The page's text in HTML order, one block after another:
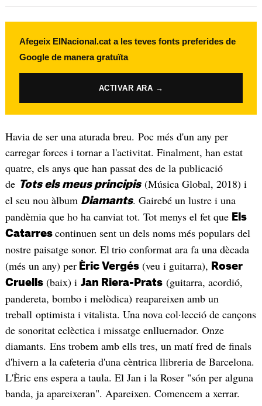
Afegeix ElNacional.cat a les teves fonts preferides de
Google de manera gratuïta
ACTIVAR ARA →
Havia de ser una aturada breu. Poc més d'un any per
carregar forces i tornar a l'activitat. Finalment, han estat
quatre, els anys que han passat des de la publicació
de Tots els meus principis(Música Global, 2018) i
el seu nou àlbum Diamants. Gairebé un lustre i una
pandèmia que ho ha canviat tot. Tot menys el fet que Els
Catarres continuen sent un dels noms més populars del
nostre paisatge sonor. Eltrio conformat ara fa una dècada
(més un any) perÈric Vergés(veu i guitarra), Roser
Cruells(baix) i Jan Riera-Prats(guitarra, acordió,
pandereta, bombo i melòdica) reapareixen amb un
treball optimista i vitalista. Una nova col·lecció de cançons
de sonoritat eclèctica i missatge enlluernador. Onze
diamants. Ens trobem amb ells tres, un matí fred de finals
d'hivern a la cafeteria d'una cèntrica llibreria de Barcelona.
L'Èric ens espera a taula. El Jan i la Roser "són per alguna
banda, ja apareixeran". Apareixen. Comencem a xerrar.